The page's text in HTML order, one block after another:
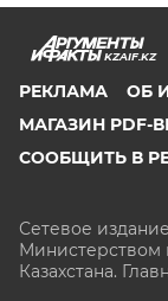
KZAIF.KZ
РЕКЛАМА
ОБ
МАГАЗИН PDF-
СООБЩИТЬ В
Сетевое
Казахстана.